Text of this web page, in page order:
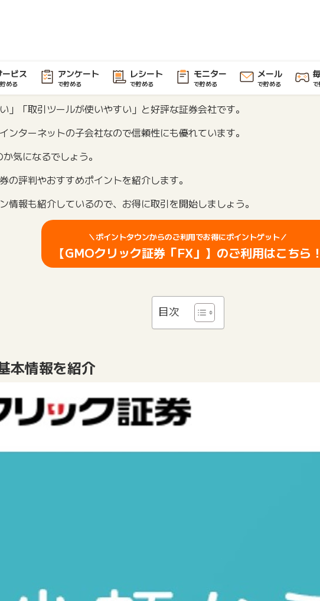
ービス
める
アンケート
で貯める
レシート
で貯める
モニター
で貯める
メール
で貯める
「取引ツールが使いやすい」と好評な証券会社です。
ターネットの子会社なので信頼性にも優れています。
気になるでしょう。
評判やおすすめポイントを紹介します。
報も紹介しているので、お得に取引を開始しましょう。
＼ポイントタウンからのご利用でお得にポイントゲット／
【GMOクリック証券「FX」】のご利用はこちら
目次
本情報を紹介